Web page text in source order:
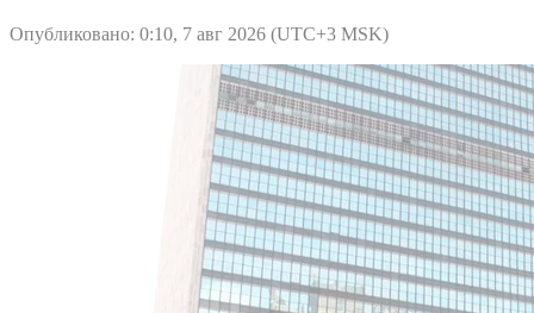
Опубликовано: 0:10, 7 авг 2026 (UTC+3 MSK)